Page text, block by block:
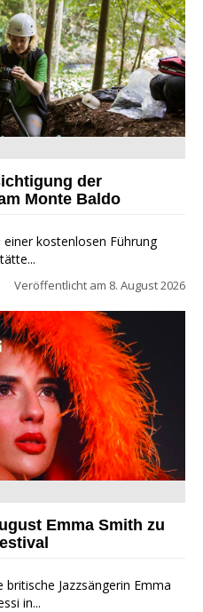
Prà da Stua am Monte
der
Monte Baldo
kostenlosen Führung
Veröffentlicht am 8. August 2026
Gast beim Garda Jazz
Emma Smith zu
Jazzsängerin Emma
in...